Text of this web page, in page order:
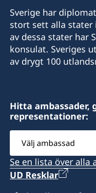
Sverige har
stort sett alla stater
av dessa stater har
konsulat. Sveriges
av drygt 100
Hitta ambassader,
representationer:
Välj
ambassad
Se en lista över alla
UD Resklar